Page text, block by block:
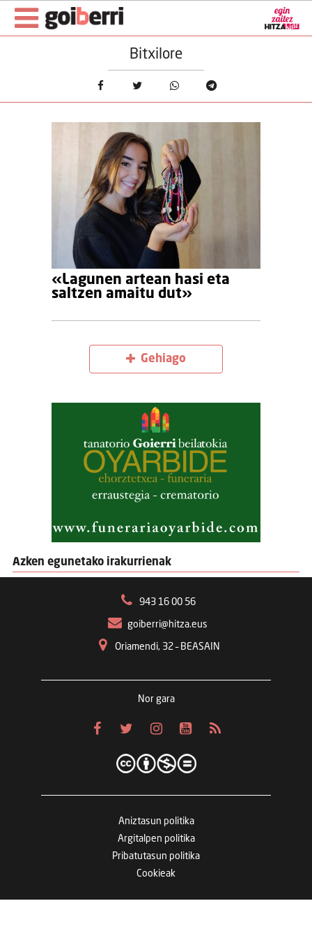
Bitxilore
«Lagunen artean hasi eta
saltzen amaitu dut»
Gehiago
Azken egunetako irakurrienak
943 16 00 56
goiberri@hitza.eus
Oriamendi, 32 – BEASAIN
Nor gara
Aniztasun politika
Argitalpen politika
Pribatutasun politika
Cookieak